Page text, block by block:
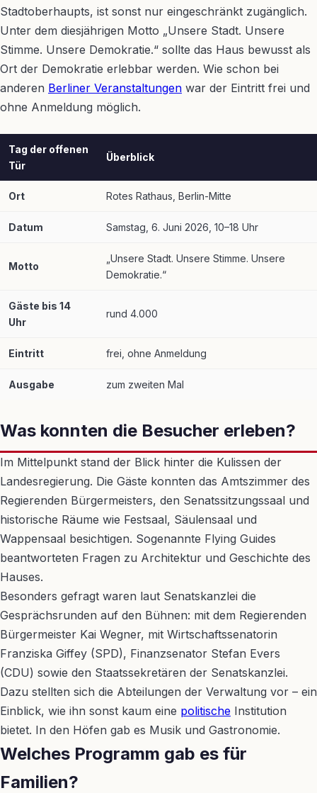
Stadtoberhaupts, ist sonst nur eingeschränkt zugänglich.
Unter dem diesjährigen Motto „Unsere Stadt. Unsere
Stimme. Unsere Demokratie.“ sollte das Haus bewusst als
Ort der Demokratie erlebbar werden. Wie schon bei
anderen Berliner Veranstaltungen war der Eintritt frei und
ohne Anmeldung möglich.
Tag der offenen
Tür
Überblick
Ort Rotes Rathaus, Berlin-Mitte
Datum Samstag, 6. Juni 2026, 10–18 Uhr
Motto
„Unsere Stadt. Unsere Stimme. Unsere
Demokratie.“
Gäste bis 14
Uhr
rund 4.000
Eintritt frei, ohne Anmeldung
Ausgabe zum zweiten Mal
Was konnten die Besucher erleben?
Im Mittelpunkt stand der Blick hinter die Kulissen der
Landesregierung. Die Gäste konnten das Amtszimmer des
Regierenden Bürgermeisters, den Senatssitzungssaal und
historische Räume wie Festsaal, Säulensaal und
Wappensaal besichtigen. Sogenannte Flying Guides
beantworteten Fragen zu Architektur und Geschichte des
Hauses.
Besonders gefragt waren laut Senatskanzlei die
Gesprächsrunden auf den Bühnen: mit dem Regierenden
Bürgermeister Kai Wegner, mit Wirtschaftssenatorin
Franziska Giffey (SPD), Finanzsenator Stefan Evers
(CDU) sowie den Staatssekretären der Senatskanzlei.
Dazu stellten sich die Abteilungen der Verwaltung vor – ein
Einblick, wie ihn sonst kaum eine politische Institution
bietet. In den Höfen gab es Musik und Gastronomie.
Welches Programm gab es für
Familien?